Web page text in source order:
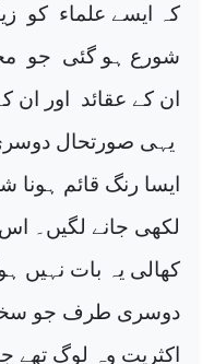
کہ ایسے علماء کو
شورع ہو گئی جو
ان کے عقائد
اور ان
یہی صورتحال
ایسا رنگ قائم ہونا
لکھی جانے لگیں۔
کھالی یہ بات نہیں
دوسری طرف جو
اکثریت وہ لوگ تھے